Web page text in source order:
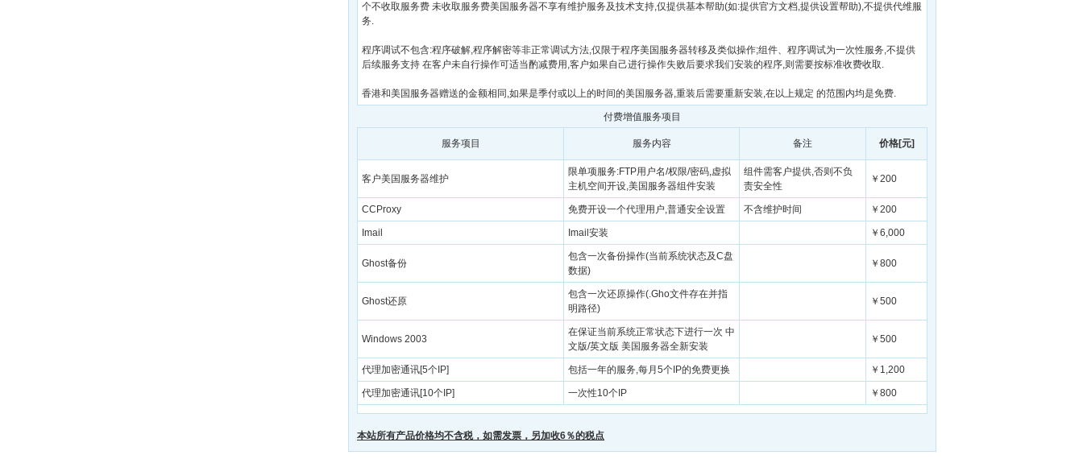
个不收取服务费 未收取服务费美国服务器不享有维护服务及技术支持,仅提供基本帮助(如:提供官方文档,提供设置帮助),不提供代维服
务.
程序调试不包含:程序破解,程序解密等非正常调试方法,仅限于程序美国服务器转移及类似操作;组件、程序调试为一次性服务,不提供
后续服务支持 在客户未自行操作可适当酌减费用,客户如果自己进行操作失败后要求我们安装的程序,则需要按标准收费收取.
香港和美国服务器赠送的金额相同,如果是季付或以上的时间的美国服务器,重装后需要重新安装,在以上规定 的范围内均是免费.
付费增值服务项目
服务项目 服务内容 备注 价格[元]
客户美国服务器维护
限单项服务:FTP用户名/权限/密码,虚拟
主机空间开设,美国服务器组件安装
组件需客户提供,否则不负
责安全性
￥200
CCProxy 免费开设一个代理用户,普通安全设置 不含维护时间 ￥200
Imail Imail安装 ￥6,000
Ghost备份
包含一次备份操作(当前系统状态及C盘
数据)
￥800
Ghost还原
包含一次还原操作(.Gho文件存在并指
明路径)
￥500
Windows 2003
在保证当前系统正常状态下进行一次 中
文版/英文版 美国服务器全新安装
￥500
代理加密通讯[5个IP] 包括一年的服务,每月5个IP的免费更换 ￥1,200
代理加密通讯[10个IP] 一次性10个IP ￥800
本站所有产品价格均不含税，如需发票，另加收6％的税点